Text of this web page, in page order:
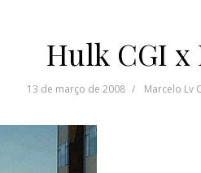
Hulk CGI x
13 de março de 2008 Marcelo Lv